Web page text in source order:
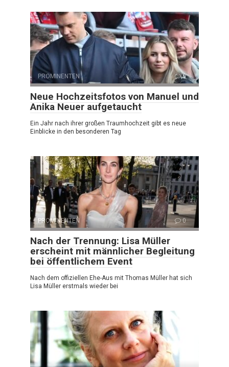
PROMINENTEN 0
Neue Hochzeitsfotos von Manuel und
Anika Neuer aufgetaucht
Ein Jahr nach ihrer großen Traumhochzeit gibt es neue
Einblicke in den besonderen Tag
PROMINENTEN 0
Nach der Trennung: Lisa Müller
erscheint mit männlicher Begleitung
bei öffentlichem Event
Nach dem offiziellen Ehe-Aus mit Thomas Müller hat sich
Lisa Müller erstmals wieder bei